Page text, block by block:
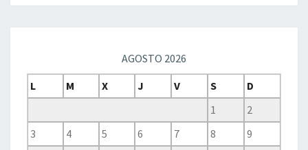
AGOSTO 2026
L
M X J V S
D
1
2
3
4 5 6 7 8
9